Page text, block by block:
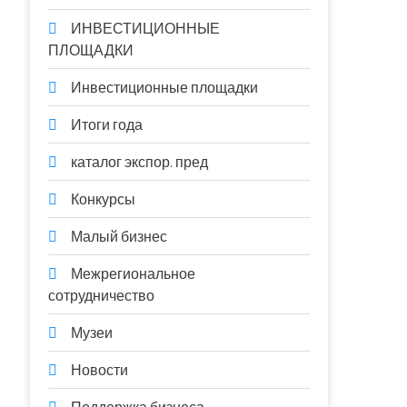
ИНВЕСТИЦИОННЫЕ
ПЛОЩАДКИ
Инвестиционные площадки
Итоги года
каталог экспор. пред
Конкурсы
Малый бизнес
Межрегиональное
сотрудничество
Музеи
Новости